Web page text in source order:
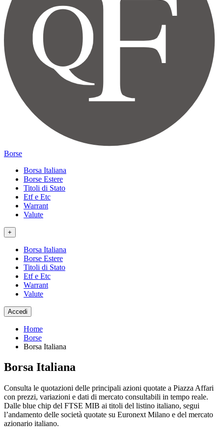
Borse
Borsa Italiana
Borse Estere
Titoli di Stato
Etf e Etc
Warrant
Valute
+
Borsa Italiana
Borse Estere
Titoli di Stato
Etf e Etc
Warrant
Valute
Accedi
Home
Borse
Borsa Italiana
Borsa Italiana
Consulta le quotazioni delle principali azioni quotate a Piazza Affari
con prezzi, variazioni e dati di mercato consultabili in tempo reale.
Dalle blue chip del FTSE MIB ai titoli del listino italiano, segui
l’andamento delle società quotate su Euronext Milano e del mercato
azionario italiano.